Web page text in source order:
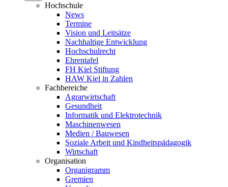
Hochschule
News
Termine
Vision und Leitsätze
Nachhaltige Entwicklung
Hochschulrecht
Ehrentafel
FH Kiel Stiftung
HAW Kiel in Zahlen
Fachbereiche
Agrarwirtschaft
Gesundheit
Informatik und Elektrotechnik
Maschinenwesen
Medien / Bauwesen
Soziale Arbeit und Kindheitspädagogik
Wirtschaft
Organisation
Organigramm
Gremien